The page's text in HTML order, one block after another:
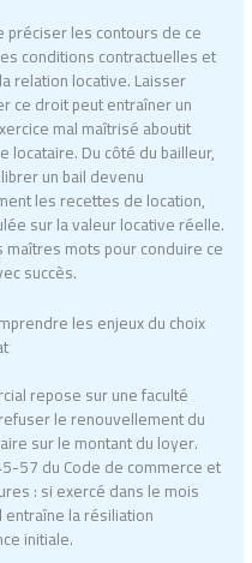
préciser les contours de ce
conditions contractuelles et
relation locative. Laisser
ce droit peut entraîner un
mal maîtrisé aboutit
locataire. Du côté du bailleur,
un bail devenu
les recettes de location,
sur la valeur locative réelle.
mots pour conduire ce
succès.
les enjeux du choix
repose sur une faculté
le renouvellement du
sur le montant du loyer.
57 du Code de commerce et
: si exercé dans le mois
la résiliation
initiale.